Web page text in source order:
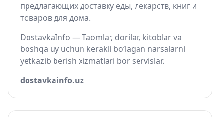
предлагающих доставку еды, лекарств, книг и
товаров для дома.
DostavkaInfo — Taomlar, dorilar, kitoblar va
boshqa uy uchun kerakli bo‘lagan narsalarni
yetkazib berish xizmatlari bor servislar.
dostavkainfo.uz